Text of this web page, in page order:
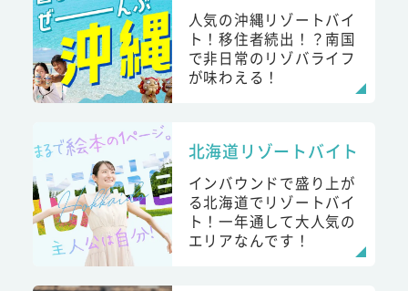
人気の沖縄リゾートバイ
ト！移住者続出！？南国
で非日常のリゾバライフ
が味わえる！
北海道リゾートバイト
インバウンドで盛り上が
る北海道でリゾートバイ
ト！一年通して大人気の
エリアなんです！